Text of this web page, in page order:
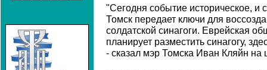
"Сегодня событие историческое, и
Томск передает ключи для
солдатской синагоги. Еврейская
планирует разместить синагогу,
- сказал мэр Томска Иван Кляйн на